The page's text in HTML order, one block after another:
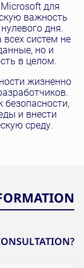
для
важность
дня.
систем не
но и
в целом.
жизненно
безопасности,
и внести
среду.